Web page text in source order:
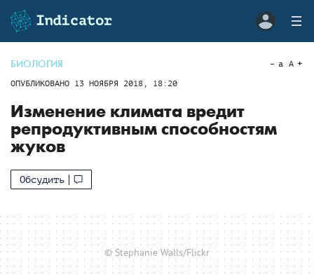
БИОЛОГИЯ
ОПУБЛИКОВАНО 13 НОЯБРЯ 2018, 18:20
a A
Изменение климата вредит
репродуктивным способностям
жуков
Обсудить
© Stephanie Walls/Flickr